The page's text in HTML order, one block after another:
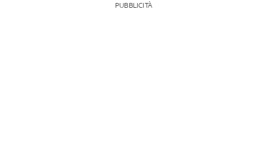
PUBBLICITÀ